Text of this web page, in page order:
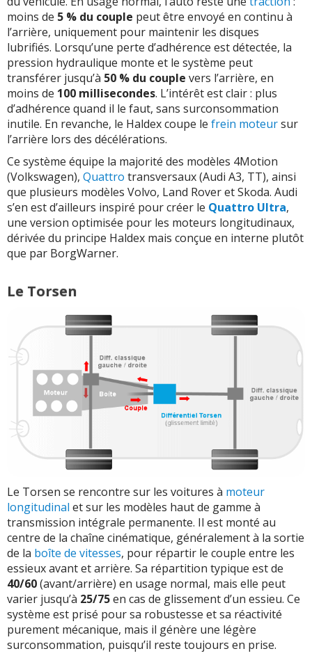
moins de 5 % du couple peut être envoyé en continu à
l’arrière, uniquement pour maintenir les disques
lubrifiés. Lorsqu’une perte d’adhérence est détectée, la
pression hydraulique monte et le système peut
transférer jusqu’à 50 % du couple vers l’arrière, en
moins de 100 millisecondes. L’intérêt est clair : plus
d’adhérence quand il le faut, sans surconsommation
inutile. En revanche, le Haldex coupe le frein moteursur
l’arrière lors des décélérations.
Ce système équipe la majorité des modèles 4Motion
(Volkswagen), Quattro transversaux (Audi A3, TT), ainsi
que plusieurs modèles Volvo, Land Rover et Skoda. Audi
s’en est d’ailleurs inspiré pour créer le Quattro Ultra,
une version optimisée pour les moteurs longitudinaux,
dérivée du principe Haldex mais conçue en interne plutôt
que par BorgWarner.
Le Torsen
Le Torsen se rencontre sur les voitures à moteur
longitudinal et sur les modèles haut de gamme à
transmission intégrale permanente. Il est monté au
centre de la chaîne cinématique, généralement à la sortie
de la boîte de vitesses, pour répartir le couple entre les
essieux avant et arrière. Sa répartition typique est de
40/60(avant/arrière) en usage normal, mais elle peut
varier jusqu’à 25/75en cas de glissement d’un essieu. Ce
système est prisé pour sa robustesse et sa réactivité
purement mécanique, mais il génère une légère
surconsommation, puisqu’il reste toujours en prise.